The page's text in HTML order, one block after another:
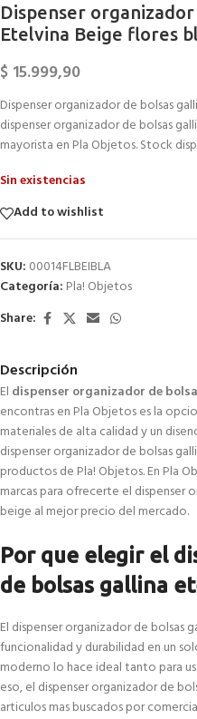
Dispenser
Etelvina Beige flores
$ 15.999,90
Dispenser organizador de bolsas
dispenser organizador de bolsas
mayorista en Pla Objetos. Stock
Sin existencias
Add to wishlist
SKU: 00014FLBEIBLA
Categoría: Pla! Objetos
Share:
Descripción
El dispenser organizador de
encontras en Pla Objetos es la
materiales de alta calidad y un
dispenser organizador de bolsas
productos de Pla! Objetos. En Pla
marcas para ofrecerte el dispenser
beige al mejor precio del mercado.
Por que elegir el
de bolsas gallina
El dispenser organizador de bolsas
funcionalidad y durabilidad en un
moderno lo hace ideal tanto para
eso, el dispenser organizador de
articulos mas buscados por